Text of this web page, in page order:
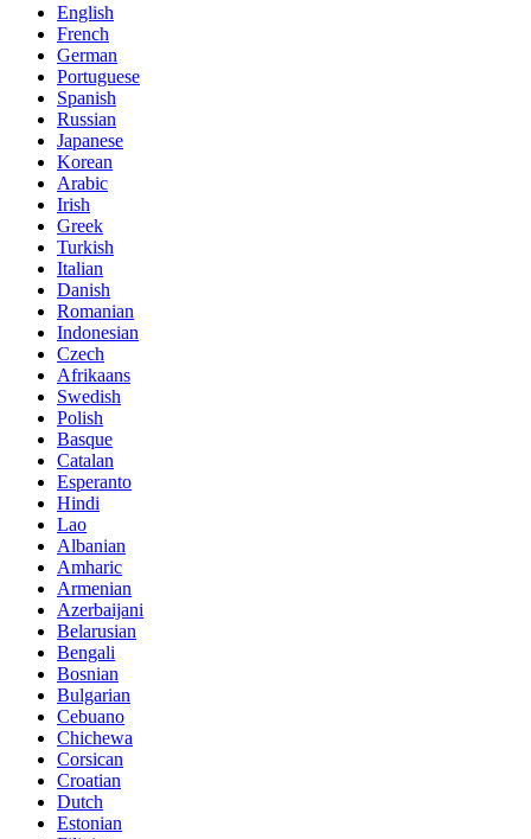
English
French
German
Portuguese
Spanish
Russian
Japanese
Korean
Arabic
Irish
Greek
Turkish
Italian
Danish
Romanian
Indonesian
Czech
Afrikaans
Swedish
Polish
Basque
Catalan
Esperanto
Hindi
Lao
Albanian
Amharic
Armenian
Azerbaijani
Belarusian
Bengali
Bosnian
Bulgarian
Cebuano
Chichewa
Corsican
Croatian
Dutch
Estonian